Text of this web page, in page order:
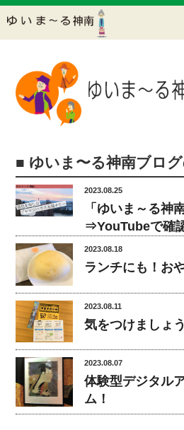
■ ゆいま〜る神南ブロ
2023.08.25
「ゆいま～る神
⇒YouTubeで確
2023.08.18
ランチにも！お
2023.08.11
気をつけましょ
2023.08.07
体験型デジタル
ム！